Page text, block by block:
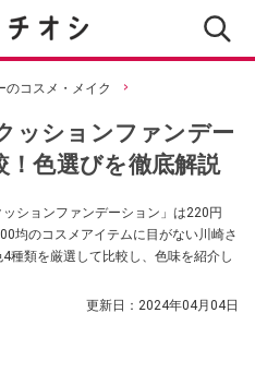
のコスメ・メイク
ッションファンデー
色選びを徹底解説
ションファンデーション」は220円
均のコスメアイテムに目がない川崎さ
種類を厳選して比較し、色味を紹介し
更新日： 2024年04月04日